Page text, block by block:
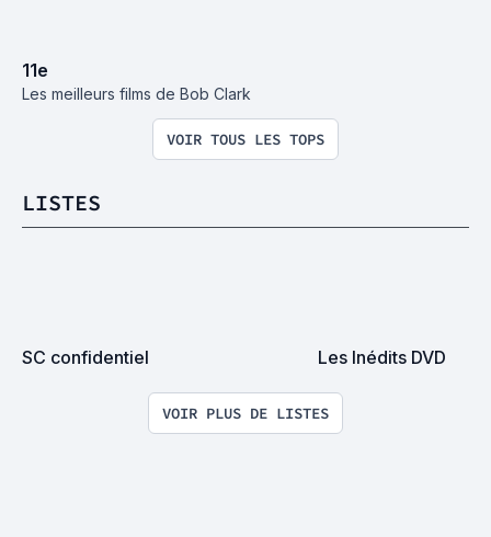
11e
Les meilleurs films de Bob Clark
VOIR TOUS LES TOPS
LISTES
SC confidentiel Les Inédits DVD
VOIR PLUS DE LISTES